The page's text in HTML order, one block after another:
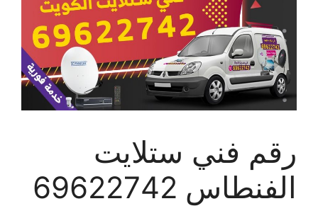
رقم فني ستلايت
الفنطاس 69622742